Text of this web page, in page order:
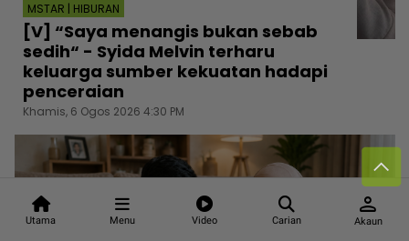
Utama Menu Video Carian
person
Akaun
MSTAR | HIBURAN
[V] “Saya menangis bukan sebab
sedih“ - Syida Melvin terharu
keluarga sumber kekuatan hadapi
penceraian
Khamis, 6 Ogos 2026 4:30 PM